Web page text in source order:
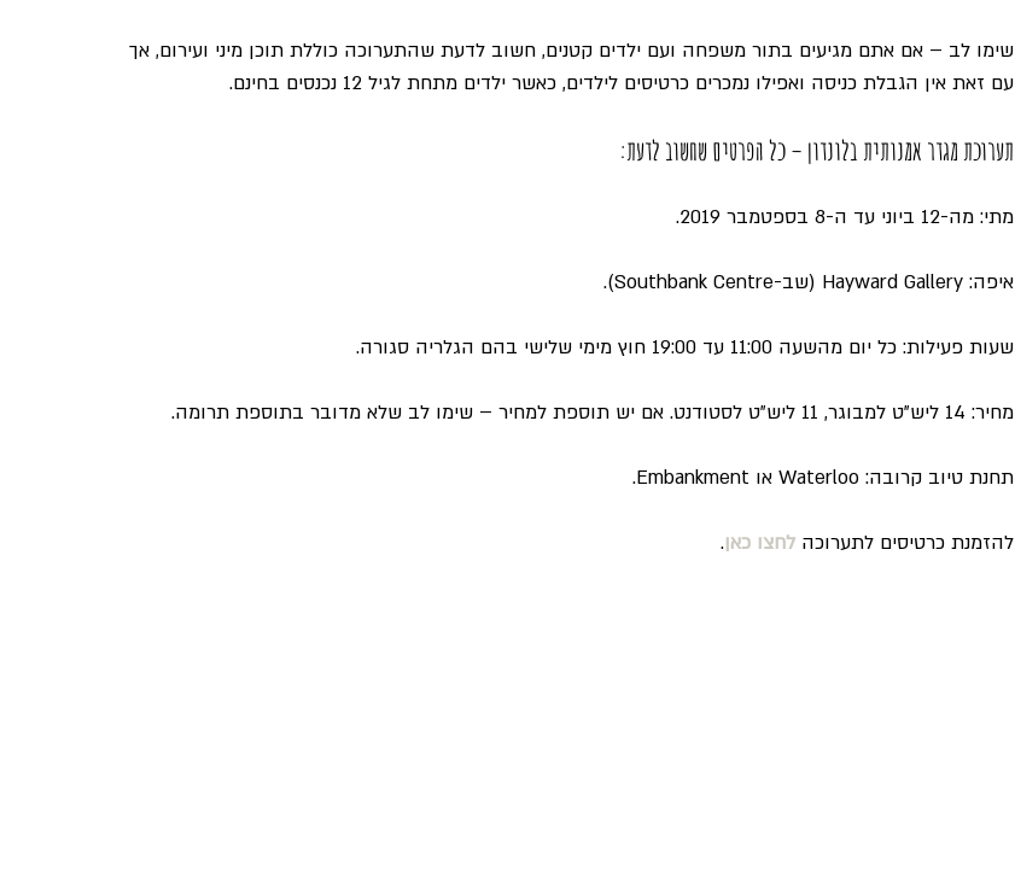
שימו לב – אם אתם מגיעים בתור משפחה ועם ילדים קטנים, חשוב לדעת שהתערוכה כוללת תוכן מיני ועירום, אך
עם זאת אין הגבלת כניסה ואפילו נמכרים כרטיסים לילדים, כאשר ילדים מתחת לגיל 12 נכנסים בחינם.
תערוכת מגדר אמנותית בלונדון – כל הפרטים שחשוב לדעת:
מתי: מה-12 ביוני עד ה-8 בספטמבר 2019.
איפה: Hayward Gallery (שב-Southbank Centre).
שעות פעילות: כל יום מהשעה 11:00 עד 19:00 חוץ מימי שלישי בהם הגלריה סגורה.
מחיר: 14 ליש"ט למבוגר, 11 ליש"ט לסטודנט. אם יש תוספת למחיר – שימו לב שלא מדובר בתוספת תרומה.
תחנת טיוב קרובה: Waterloo או Embankment.
להזמנת כרטיסים לתערוכה לחצו כאן.